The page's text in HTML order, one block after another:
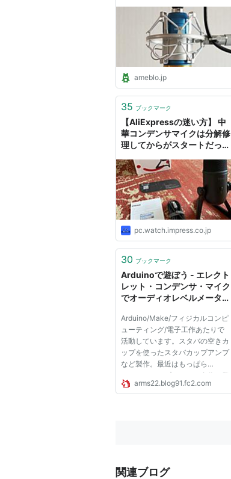
ameblo.jp
35 ブックマーク
【AliExpressの迷い方】 中
華コンデンサマイクは分解修
理してからがスタートだっ
pc.watch.impress.co.jp
30 ブックマーク
Arduinoで遊ぼう - エレクト
レット・コンデンサ・マイク
でオーディオレベルメータを
かも。
Arduino/Make/フィジカルコンピ
ューティング/電子工作あたりで
活動しています。スタバの空きカ
ップを使ったスタバカップアンプ
など製作。最近はもっぱら
Arduinoと3Dプリンタの自作に興
味があります。 Arduinoとエレク
arms22.blog91.fc2.com
関連ブログ